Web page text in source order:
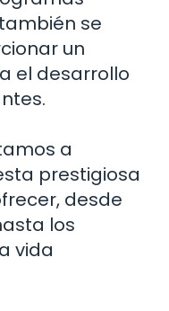
se
un
el desarrollo
a
prestigiosa
desde
los
vida